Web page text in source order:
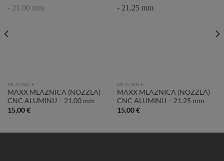
MLAZNICE
MAXX MLAZNICA (NOZZLA)
CNC ALUMINIJ – 21.00 mm
15,00€
MLAZNICE
MAXX MLAZNICA (NOZZLA)
CNC ALUMINIJ – 21.25 mm
15,00€